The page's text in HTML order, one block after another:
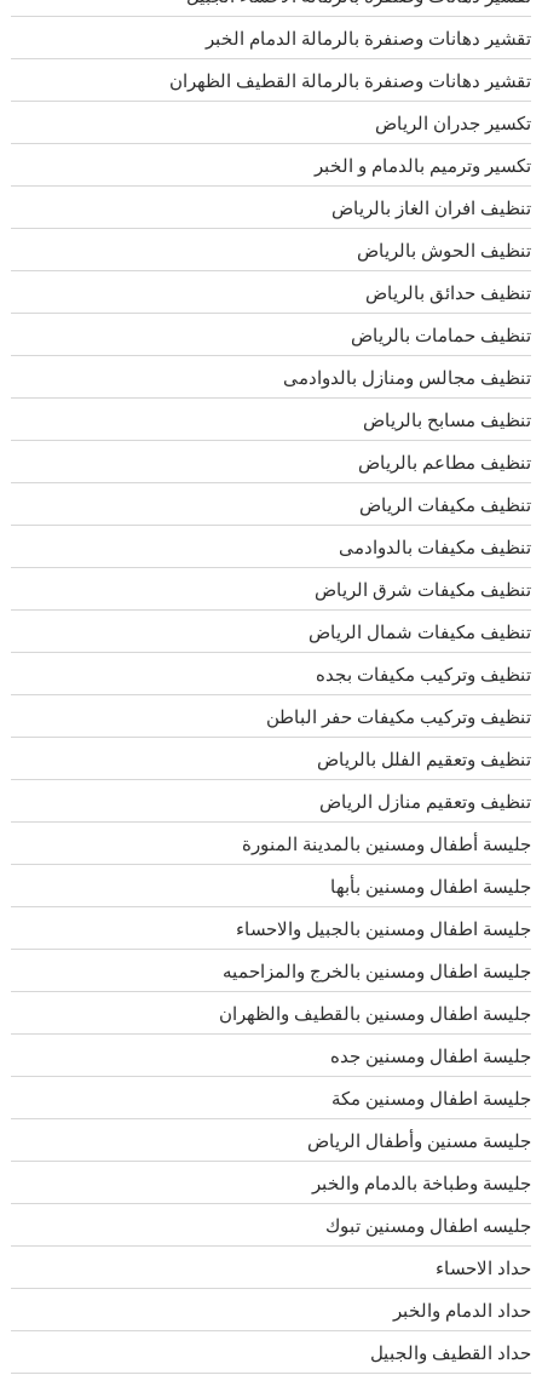
تقشير دهانات وصنفرة بالرمالة الدمام الخبر
تقشير دهانات وصنفرة بالرمالة القطيف الظهران
تكسير جدران الرياض
تكسير وترميم بالدمام و الخبر
تنظيف افران الغاز بالرياض
تنظيف الحوش بالرياض
تنظيف حدائق بالرياض
تنظيف حمامات بالرياض
تنظيف مجالس ومنازل بالدوادمى
تنظيف مسابح بالرياض
تنظيف مطاعم بالرياض
تنظيف مكيفات الرياض
تنظيف مكيفات بالدوادمى
تنظيف مكيفات شرق الرياض
تنظيف مكيفات شمال الرياض
تنظيف وتركيب مكيفات بجده
تنظيف وتركيب مكيفات حفر الباطن
تنظيف وتعقيم الفلل بالرياض
تنظيف وتعقيم منازل الرياض
جليسة أطفال ومسنين بالمدينة المنورة
جليسة اطفال ومسنين بأبها
جليسة اطفال ومسنين بالجبيل والاحساء
جليسة اطفال ومسنين بالخرج والمزاحميه
جليسة اطفال ومسنين بالقطيف والظهران
جليسة اطفال ومسنين جده
جليسة اطفال ومسنين مكة
جليسة مسنين وأطفال الرياض
جليسة وطباخة بالدمام والخبر
جليسه اطفال ومسنين تبوك
حداد الاحساء
حداد الدمام والخبر
حداد القطيف والجبيل